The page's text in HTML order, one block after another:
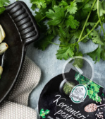
›